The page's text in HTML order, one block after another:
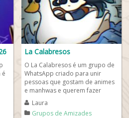
é
La Calabresos
O La Calabresos é um grupo de
WhatsApp criado para unir
pessoas que gostam de animes
e manhwas e querem fazer
novas amizades pela web. Aqui,
todo mundo pode...
Laura
Grupos de Amizades